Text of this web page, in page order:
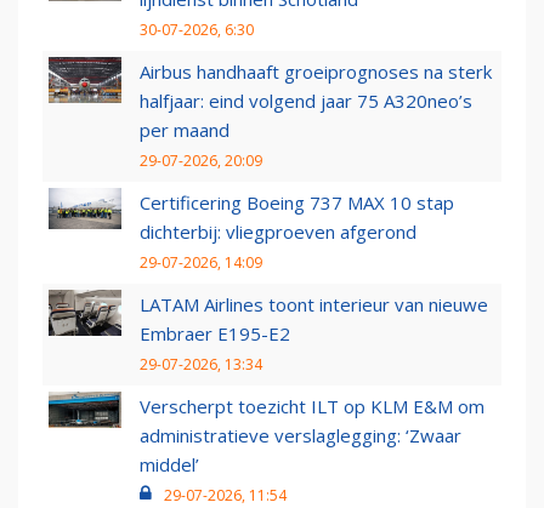
30-07-2026, 6:30
Airbus handhaaft groeiprognoses na sterk
halfjaar: eind volgend jaar 75 A320neo’s
per maand
29-07-2026, 20:09
Certificering Boeing 737 MAX 10 stap
dichterbij: vliegproeven afgerond
29-07-2026, 14:09
LATAM Airlines toont interieur van nieuwe
Embraer E195-E2
29-07-2026, 13:34
Verscherpt toezicht ILT op KLM E&M om
administratieve verslaglegging: ‘Zwaar
middel’
29-07-2026, 11:54